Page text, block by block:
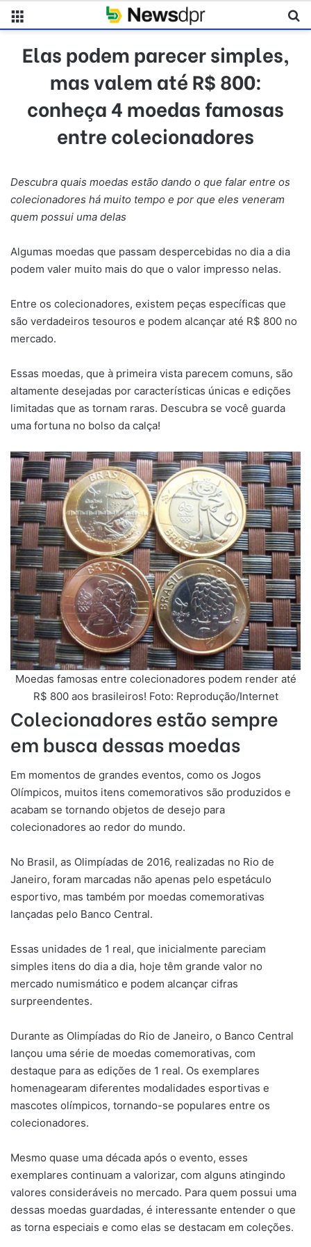
Elas podem parecer simples,
mas valem até R$ 800:
conheça 4 moedas famosas
entre colecionadores
Descubra quais moedas estão dando o que falar entre os
colecionadores há muito tempo e por que eles veneram
quem possui uma delas
Algumas moedas que passam despercebidas no dia a dia
podem valer muito mais do que o valor impresso nelas.
Entre os colecionadores, existem peças específicas que
são verdadeiros tesouros e podem alcançar até R$ 800 no
mercado.
Essas moedas, que à primeira vista parecem comuns, são
altamente desejadas por características únicas e edições
limitadas que as tornam raras. Descubra se você guarda
uma fortuna no bolso da calça!
Moedas famosas entre colecionadores podem render até
R$ 800 aos brasileiros! Foto: Reprodução/Internet
Colecionadores estão sempre
em busca dessas moedas
Em momentos de grandes eventos, como os Jogos
Olímpicos, muitos itens comemorativos são produzidos e
acabam se tornando objetos de desejo para
colecionadores ao redor do mundo.
No Brasil, as Olimpíadas de 2016, realizadas no Rio de
Janeiro, foram marcadas não apenas pelo espetáculo
esportivo, mas também por moedas comemorativas
lançadas pelo Banco Central.
Essas unidades de 1 real, que inicialmente pareciam
simples itens do dia a dia, hoje têm grande valor no
mercado numismático e podem alcançar cifras
surpreendentes.
Durante as Olimpíadas do Rio de Janeiro, o Banco Central
lançou uma série de moedas comemorativas, com
destaque para as edições de 1 real. Os exemplares
homenagearam diferentes modalidades esportivas e
mascotes olímpicos, tornando-se populares entre os
colecionadores.
Mesmo quase uma década após o evento, esses
exemplares continuam a valorizar, com alguns atingindo
valores consideráveis no mercado. Para quem possui uma
dessas moedas guardadas, é interessante entender o que
as torna especiais e como elas se destacam em coleções.